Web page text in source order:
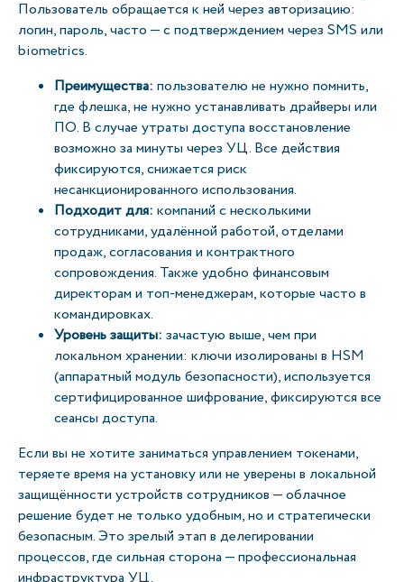
Пользователь обращается к ней через авторизацию:
логин, пароль, часто — c подтверждением через SMS или
biometrics.
Преимущества: пользователю не нужно помнить,
где флешка, не нужно устанавливать драйверы или
ПО. В случае утраты доступа восстановление
возможно за минуты через УЦ. Все действия
фиксируются, снижается риск
несанкционированного использования.
Подходит для: компаний с несколькими
сотрудниками, удалённой работой, отделами
продаж, согласования и контрактного
сопровождения. Также удобно финансовым
директорам и топ-менеджерам, которые часто в
командировках.
Уровень защиты: зачастую выше, чем при
локальном хранении: ключи изолированы в HSM
(аппаратный модуль безопасности), используется
сертифицированное шифрование, фиксируются все
сеансы доступа.
Если вы не хотите заниматься управлением токенами,
теряете время на установку или не уверены в локальной
защищённости устройств сотрудников — облачное
решение будет не только удобным, но и стратегически
безопасным. Это зрелый этап в делегировании
процессов, где сильная сторона — профессиональная